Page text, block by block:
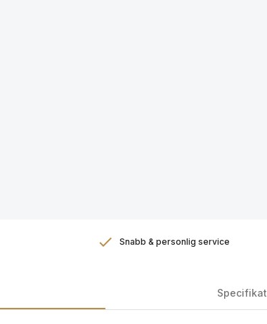
Snabb & personlig service